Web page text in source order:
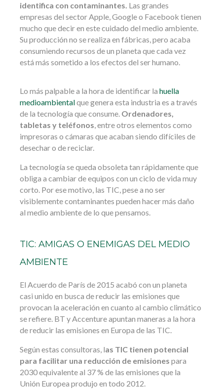
identifica con contaminantes. Las grandes
empresas del sector Apple, Google o Facebook tienen
mucho que decir en este cuidado del medio ambiente.
Su producción no se realiza en fábricas, pero acaba
consumiendo recursos de un planeta que cada vez
está más sometido a los efectos del ser humano.
Lo más palpable a la hora de identificar la huella
medioambientalque genera esta industria es a través
de la tecnología que consume. Ordenadores,
tabletas y teléfonos, entre otros elementos como
impresoras o cámaras que acaban siendo difíciles de
desechar o de reciclar.
La tecnología se queda obsoleta tan rápidamente que
obliga a cambiar de equipos con un ciclo de vida muy
corto. Por ese motivo, las TIC, pese a no ser
visiblemente contaminantes pueden hacer más daño
al medio ambiente de lo que pensamos.
TIC: AMIGAS O ENEMIGAS DEL MEDIO
AMBIENTE
El Acuerdo de París de 2015 acabó con un planeta
casi unido en busca de reducir las emisiones que
provocan la aceleración en cuanto al cambio climático
se refiere. BT y Accenture apuntan maneras a la hora
de reducir las emisiones en Europa de las TIC.
Según estas consultoras, las TIC tienen potencial
para facilitar una reducción de emisiones para
2030 equivalente al 37 % de las emisiones que la
Unión Europea produjo en todo 2012.